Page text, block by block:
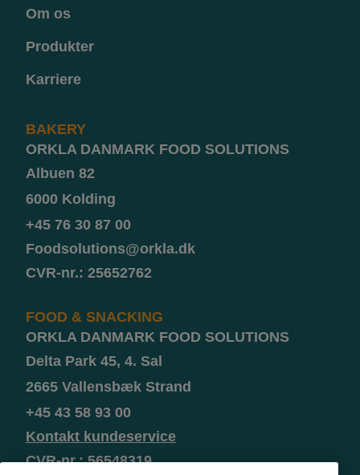
Om os
Produkter
Karriere
BAKERY
ORKLA DANMARK FOOD SOLUTIONS
Albuen 82
6000 Kolding
+45 76 30 87 00
Foodsolutions@orkla.dk
CVR-nr.: 25652762
FOOD & SNACKING
ORKLA DANMARK FOOD SOLUTIONS
Delta Park 45, 4. Sal
2665 Vallensbæk Strand
+45 43 58 93 00
Kontakt kundeservice
CVR-nr.: 56548319